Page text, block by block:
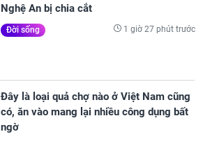
Nghệ An bị chia cắt
Đời sống 1 giờ 27 phút trước
Đây là loại quả chợ nào ở Việt Nam cũng
có, ăn vào mang lại nhiều công dụng bất
ngờ